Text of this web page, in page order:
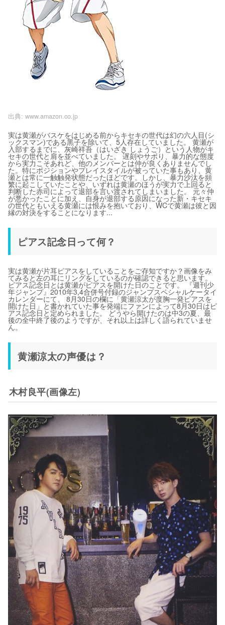
出典: www.amazon.co.jp
実は黄瀬がバスケをはじめる前からキセキの世代は幻の六人目(シ
ックスマン)である黒子を除いて、5人存在していました。 黄瀬が
入部するまでに、灰崎祥吾（はいざき しょうご）という人物がキ
セキの世代と肩を並べていました。 遅刻やサボり、暴力的な態度
から実力こそあれど、他のメンバーとは仲が良くありませんでし
た。特にポジションやプレイスタイルが被っていた事もあり、黄
瀬とは常に一触触発状態だったほどです。しかし、暴力沙汰を頻
繁に起こしていたことや、いずれは黄瀬のほうが実力で上回ると
判断した赤司によって退部を言い渡されてしまいました。 元々仲
が悪かったことに加え、自身が退部する原因になった新・キセキ
の世代ともいえる黄瀬には恨みを抱いており、WCで黄瀬は彼と因
縁の対決をすることになります...
ピアス記念日って何？
実は黄瀬が片耳ピアスをしていることをご存知ですか？画像をみ
てみると左の耳にリングをしているのが確認できると思います。
ピアス記念日とは黄瀬がピアスを開けた日のことです。 『週刊少
年ジャンプ』2010年3,4合併号付録のジャンプスペシャルケータイ
カレンダーにて、 8月30日の欄に「黄瀬涼太が度胸一発ピアスを
開けた日」と書かれていた事を発端にファンによって8月30日はピ
アス記念日と定められました。 どうやら開けたのは中3の夏、最
後の全中終了後のようですが、それ以上は詳しく語られていませ
ん。
黄瀬涼太の声優は？
木村良平(画像左)